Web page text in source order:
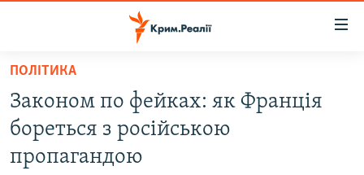
Перейти
основного
матеріалу
Перейти
до
ВОДА.КРИМ
ВІДЕО ТА ФОТО
ПОЛІТИКА
Законом по фейках: як Франція
бореться з російською
пропагандою